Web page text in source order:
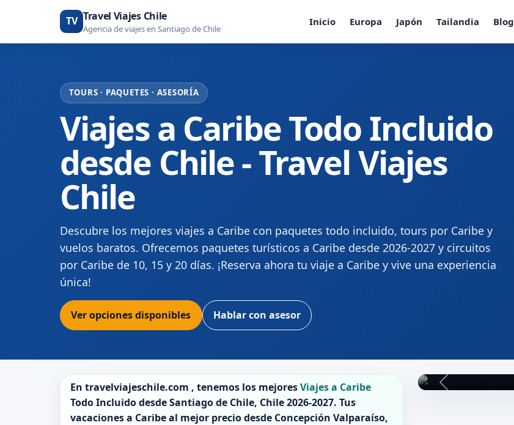
TV Travel Viajes Chile
Agencia de viajes en Santiago de Chile
Inicio Europa Japón Tailandia Blog
TOURS · PAQUETES · ASESORÍA
Viajes a Caribe Todo Incluido
desde Chile - Travel Viajes
Chile
Descubre los mejores viajes a Caribe con paquetes todo incluido, tours por Caribe y
vuelos baratos. Ofrecemos paquetes turísticos a Caribe desde 2026-2027 y circuitos
por Caribe de 10, 15 y 20 días. ¡Reserva ahora tu viaje a Caribe y vive una experiencia
única!
Ver opciones disponibles Hablar con asesor
En travelviajeschile.com , tenemos los mejoresViajes a Caribe
Todo Incluido desdeSantiago de Chile, Chile 2026-2027. Tus
vacaciones a Caribeal mejor precio desde Concepción Valparaíso,